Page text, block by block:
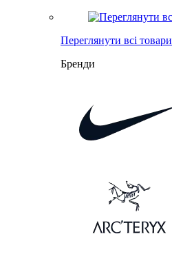
Переглянути всі товари
Бренди